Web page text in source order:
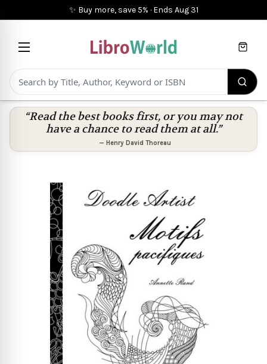
✨ Buy more, save 5% · Ends Aug 31
Cart
“Read the best books first, or you may not
have a chance to read them at all.”
— Henry David Thoreau